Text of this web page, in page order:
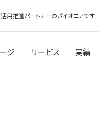
用推進パートナーのパイオニアです
ジ サービス 実績